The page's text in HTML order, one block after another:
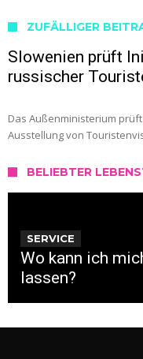
ZUFÄLLIGER
Slowenien prüft
russischer
Das Außenministerium
Ausstellung von
BELIEBTER
SERVICE
Wo kann ich
lassen?